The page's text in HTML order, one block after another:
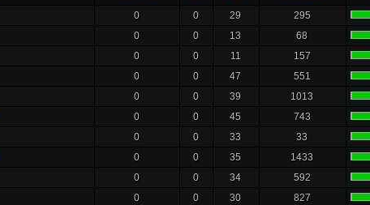
0 0 29 295
0 0 13 68
0 0 11 157
0 0 47 551
0 0 39 1013
0 0 45 743
0 0 33 33
0 0 35 1433
0 0 34 592
0 0 30 827